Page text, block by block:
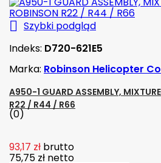
 Szybki podgląd
Indeks: D720-621E5
Marka: Robinson Helicopter
A950-1 GUARD ASSEMBLY,
R22 / R44 / R66
(0)
93,17 zł brutto
75,75 zł netto